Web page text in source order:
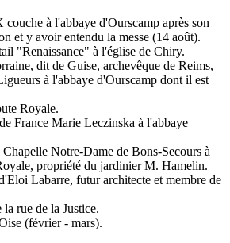
à l'abbaye d'Ourscamp après son
et y avoir entendu la messe (14 août).
"Renaissance" à l'église de Chiry.
dit de Guise, archevêque de Reims,
à l'abbaye d'Ourscamp dont il est
Royale.
France Marie Leczinska à l'abbaye
Notre-Dame de Bons-Secours à
propriété du jardinier M. Hamelin.
Labarre, futur architecte et membre de
rue de la Justice.
(février - mars).